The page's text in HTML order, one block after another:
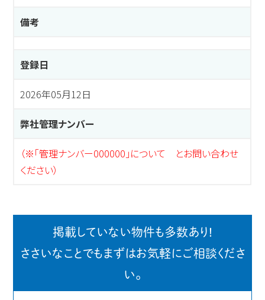
備考
登録日
2026年05月12日
弊社管理ナンバー
（※「管理ナンバー000000」について とお問い合わせ
ください）
掲載していない物件も多数あり!
ささいなことでもまずはお気軽にご相談くださ
い。